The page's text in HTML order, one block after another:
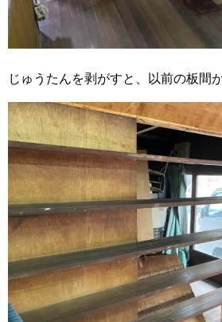
じゅうたんを剥がすと、以前の板間が